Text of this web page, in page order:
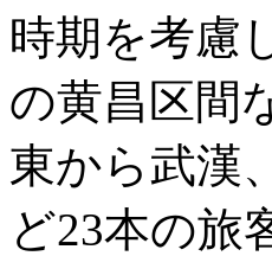
時期を考慮
の黄昌区間
東から武漢
ど23本の旅